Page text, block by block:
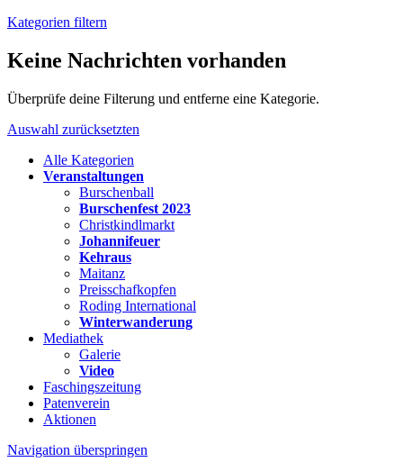
Kategorien filtern
Keine Nachrichten vorhanden
Überprüfe deine Filterung und entferne eine Kategorie.
Auswahl zurücksetzten
Alle Kategorien
Veranstaltungen
Burschenball
Burschenfest 2023
Christkindlmarkt
Johannifeuer
Kehraus
Maitanz
Preisschafkopfen
Roding International
Winterwanderung
Mediathek
Galerie
Video
Faschingszeitung
Patenverein
Aktionen
Navigation überspringen